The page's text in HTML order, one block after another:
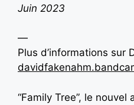
Juin 2023
—
Plus d’informations sur
“Family Tree”, le nouvel